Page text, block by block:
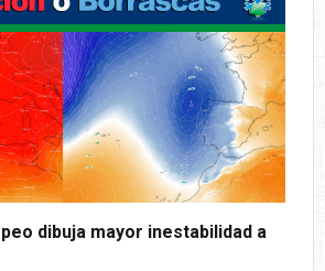
dibuja mayor inestabilidad a